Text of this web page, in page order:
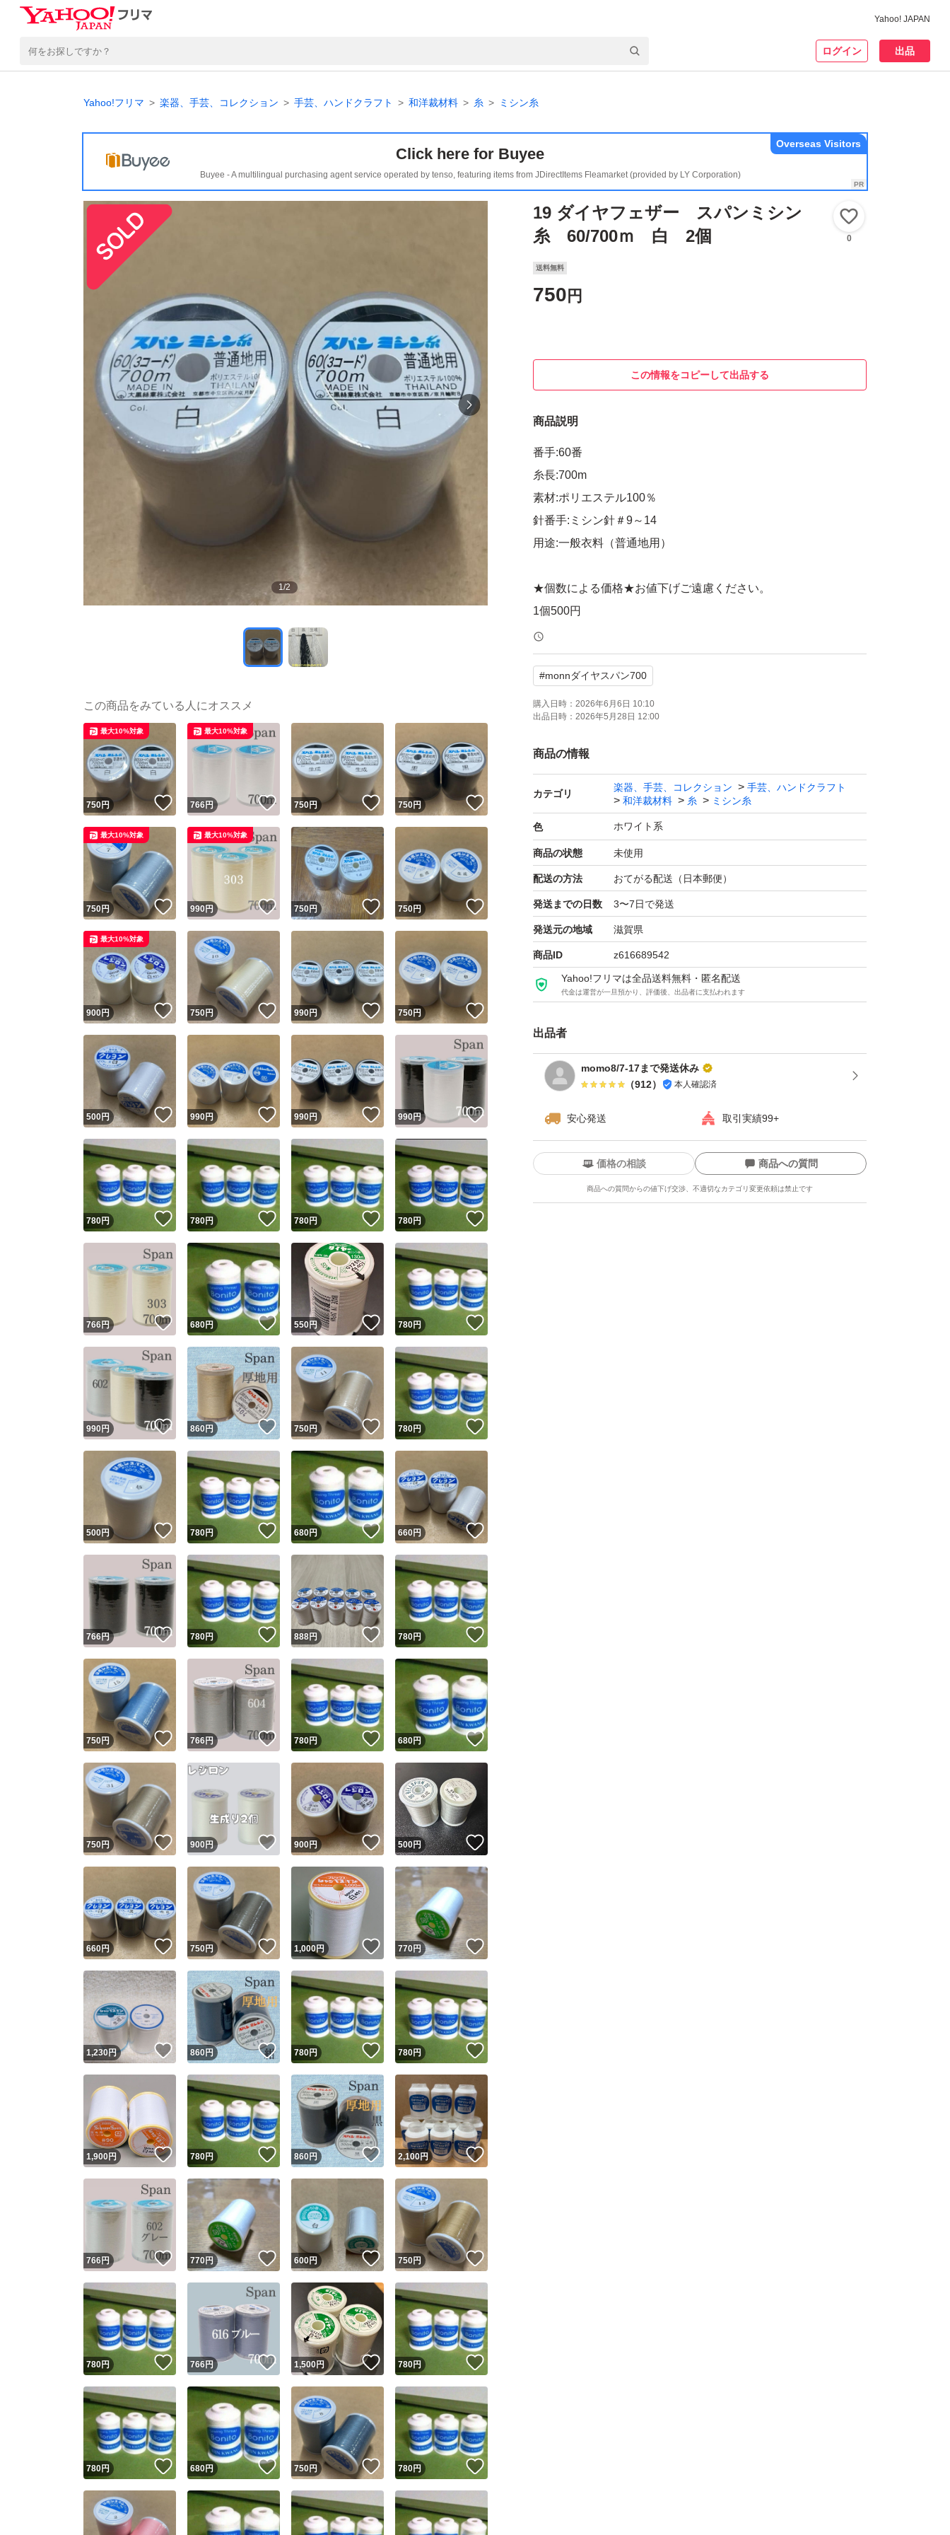
Yahoo! JAPAN
ログイン 出品
Yahoo!フリマ 楽器、手芸、コレクション 手芸、ハンドクラフト 和洋裁材料 糸 ミシン糸
Click here for Buyee
Buyee - A multilingual purchasing agent service operated by tenso, featuring items from JDirectItems Fleamarket (provided by LY Corporation)
Overseas Visitors
1/2
19 ダイヤフェザー スパンミシン
糸 60/700ｍ 白 2個
0
送料無料
750 円
この情報をコピーして出品する
商品説明
番手:60番
糸長:700m
素材:ポリエステル100％
針番手:ミシン針＃9～14
用途:一般衣料（普通地用）
★個数による価格★お値下げご遠慮ください。
1個500円
2個750円
3個990円
4個1240円
5個1450円
6個1560円
7個1750円
9個2070円
10個～1個220円×個数で計算いたします。
在庫は沢山ございます。色の組み合わせ変更OKです！
ご購入後にメッセージにて変更内容お伝え下さい。
monnダイヤスパン700
#monnダイヤスパン700
購入日時： 2026年6月6日 10:10
出品日時： 2026年5月28日 12:00
商品の情報
カテゴリ
楽器、手芸、コレクション
手芸、ハンドクラフト
和洋裁材料
糸 ミシン糸
色 ホワイト系
商品の状態 未使用
配送の方法 おてがる配送（日本郵便）
発送までの日数 3〜7日で発送
発送元の地域 滋賀県
商品ID z616689542
Yahoo!フリマは全品送料無料・匿名配送
代金は運営が一旦預かり、評価後、出品者に支払われます
出品者
momo8/7-17まで発送休み
（912） 本人確認済
安心発送 取引実績99+
ユーザーの実績について
Yahoo!フリマが定めた一定の基準を満たしたユーザーにバッジを付与しています
安心取引出品者
安心取引出品者 Yahoo!フリマの基準をクリアした安心・安全なユーザーです
取引実績
このユーザーはYahoo!フリマの取引を完了させた実績があります
他フリマ実績◯+ このユーザーは他フリマサービスでの取引実績があります
スピード&安心発送
※このバッジは実績に基づく表示であり、発送を保証しているものではありません
スピード＆安心発送
このユーザーは高頻度で24時間以内＆設定した発送日数内に発送してい
ます
スピード発送 このユーザーは高頻度で24時間以内に発送しています
安心発送 このユーザーは設定した発送日数内に発送しています
価格の相談 商品への質問
商品への質問からの値下げ交渉、不適切なカテゴリ変更依頼は禁止です
この商品の情報をコピーします
商品画像の無断転載は禁止 されています
1商品につき1回です
出品ページへ
キャンセル
この商品をみている人にオススメ
750円 いいね！
最大10%対象
766円 いいね！
最大10%対象
750円 いいね！
750円
750円 いいね！
最大10%対象
990円 いいね！
最大10%対象
750円 いいね！
750円
900円 いいね！
最大10%対象
750円 いいね！
990円 いいね！
750円
500円 いいね！
990円 いいね！
990円 いいね！
990円
780円 いいね！
780円 いいね！
780円 いいね！
780円
766円 いいね！
680円 いいね！
550円 いいね！
780円
990円 いいね！
860円 いいね！
750円 いいね！
780円
500円 いいね！
780円 いいね！
680円 いいね！
660円
766円 いいね！
780円 いいね！
888円 いいね！
780円
750円 いいね！
766円 いいね！
780円 いいね！
680円
750円 いいね！
900円 いいね！
900円 いいね！
500円
660円 いいね！
750円 いいね！
1,000円 いいね！
770円
1,230円 いいね！
860円 いいね！
780円 いいね！
780円
1,900円 いいね！
780円 いいね！
860円 いいね！
2,100円
766円 いいね！
770円 いいね！
600円 いいね！
750円
780円 いいね！
766円 いいね！
1,500円 いいね！
780円
780円 いいね！
680円 いいね！
750円 いいね！
780円